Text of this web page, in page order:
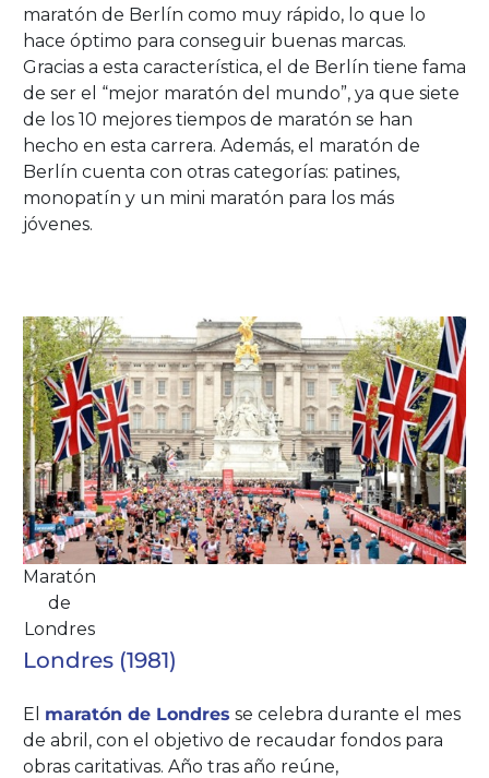
maratón de Berlín como muy rápido, lo que lo
hace óptimo para conseguir buenas marcas.
Gracias a esta característica, el de Berlín tiene fama
de ser el “mejor maratón del mundo”, ya que siete
de los 10 mejores tiempos de maratón se han
hecho en esta carrera. Además, el maratón de
Berlín cuenta con otras categorías: patines,
monopatín y un mini maratón para los más
jóvenes.
Maratón
de
Londres
Londres (1981)
El maratón de Londres se celebra durante el mes
de abril, con el objetivo de recaudar fondos para
obras caritativas. Año tras año reúne,